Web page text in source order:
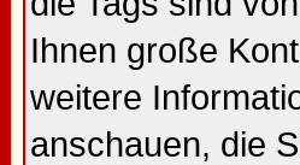
Ihnen große
weitere
anschauen, die